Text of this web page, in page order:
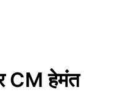
CM हेमंत